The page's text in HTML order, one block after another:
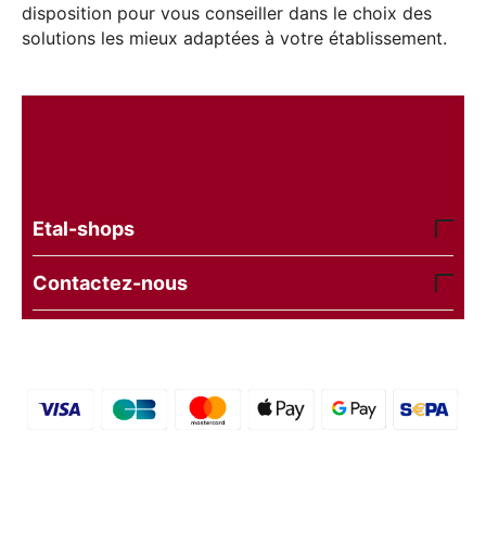
disposition pour vous conseiller dans le choix des
solutions les mieux adaptées à votre établissement.
Etal-shops
Contactez-nous